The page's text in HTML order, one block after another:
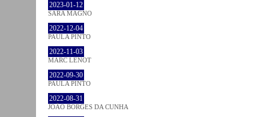
2023-01-12
SARA MAGNO
2022-12-04
PAULA PINTO
2022-11-03
MARC LENOT
2022-09-30
PAULA PINTO
2022-08-31
JOÃO BORGES DA CUNHA